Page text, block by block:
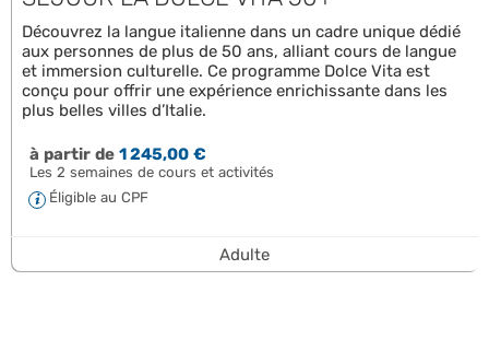
Découvrez la langue italienne dans un cadre unique dédié
aux personnes de plus de 50 ans, alliant cours de langue
et immersion culturelle. Ce programme Dolce Vita est
conçu pour offrir une expérience enrichissante dans les
plus belles villes d’Italie.
à partir de1 245,00 €
Les 2 semaines de cours et activités
Éligible au CPF
Adulte